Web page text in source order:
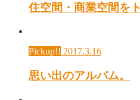
住空間・商業空間を
Pickup!! 2017.3.16
思い出のアルバム。